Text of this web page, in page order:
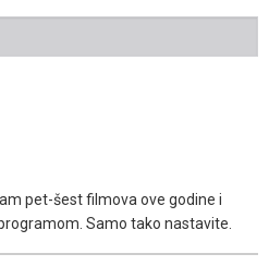
pet-šest filmova ove godine i
Samo tako nastavite.